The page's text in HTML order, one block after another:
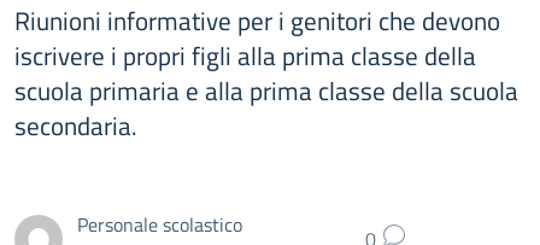
Riunioni informative per i genitori che devono
iscrivere i propri figli alla prima classe della
scuola primaria e alla prima classe della scuola
secondaria.
Personale scolastico
0